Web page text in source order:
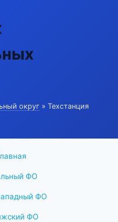
округ » Техстанция
ФО
ФО
ФО